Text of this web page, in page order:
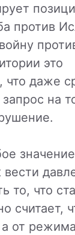
против
это
даже
на
вести
то, что
считает,
а от